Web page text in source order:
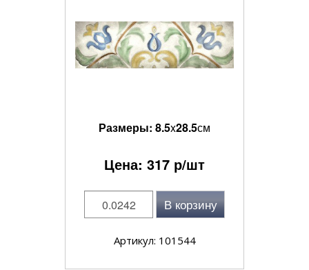
Размеры: 8.5x28.5см
Цена: 317 р/шт
В корзину
Артикул: 101544